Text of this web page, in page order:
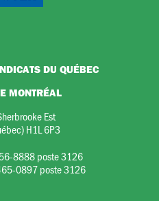
DU QUÉBEC
MONTRÉAL
Est
H1L 6P3
8888 poste 3126
0897 poste 3126